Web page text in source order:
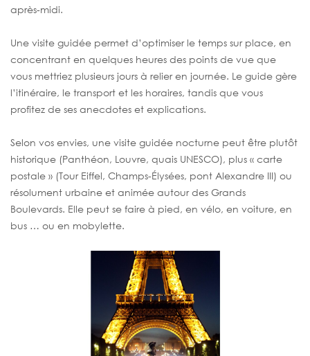
après‑midi.
Une visite guidée permet d’optimiser le temps sur place, en
concentrant en quelques heures des points de vue que
vous mettriez plusieurs jours à relier en journée. Le guide gère
l’itinéraire, le transport et les horaires, tandis que vous
profitez de ses anecdotes et explications.
Selon vos envies, une visite guidée nocturne peut être plutôt
historique (Panthéon, Louvre, quais UNESCO), plus « carte
postale » (Tour Eiffel, Champs-Élysées, pont Alexandre III) ou
résolument urbaine et animée autour des Grands
Boulevards. Elle peut se faire à pied, en vélo, en voiture, en
bus … ou en mobylette.